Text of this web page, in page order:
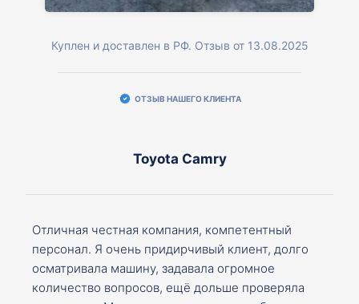
Куплен и доставлен в РФ. Отзыв от 13.08.2025
ОТЗЫВ НАШЕГО КЛИЕНТА
Toyota Camry
Отличная честная компания, компетентный
персонал. Я очень придирчивый клиент, долго
осматривала машину, задавала огромное
количество вопросов, ещё дольше проверяла